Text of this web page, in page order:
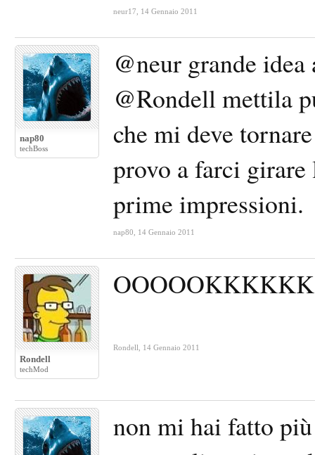
neur17 14 Gennaio 2011
nap80
techBoss
@neur grande idea
@Rondell mettila
che mi deve
provo a farci
prime impressioni.
nap80 14 Gennaio 2011
Rondell
techMod
Rondell 14 Gennaio 2011
non mi hai fatto